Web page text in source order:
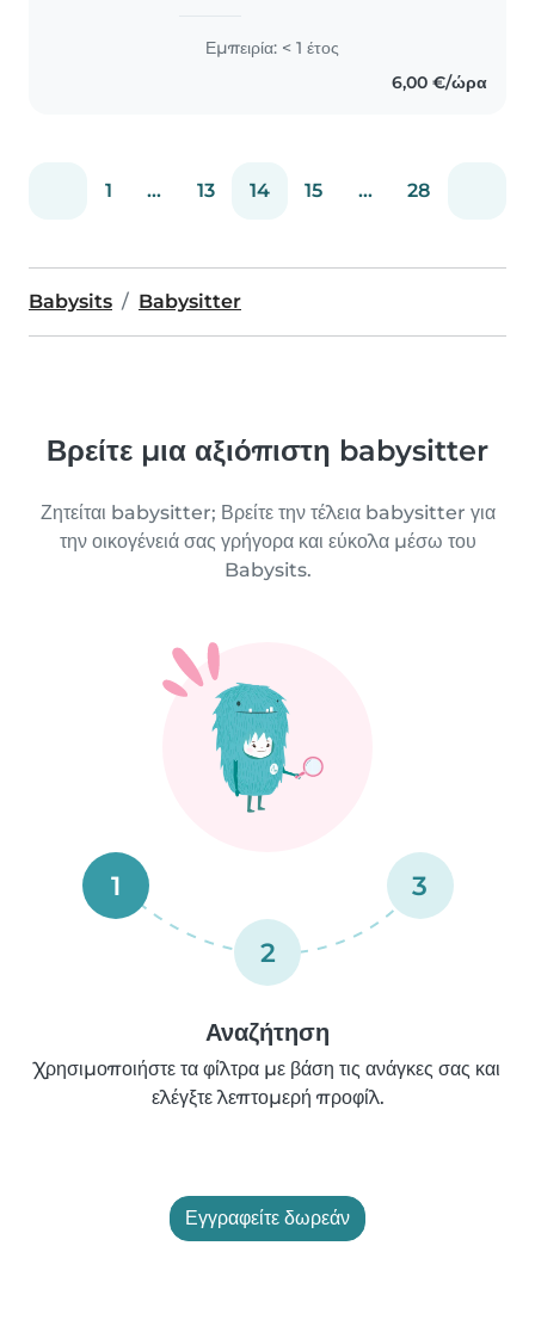
παιδιά σχολικής ηλικίας και νήπια,
Εμπειρία: < 1 έτος
6,00 €/ώρα
1 ... 13 14 15 ... 28
Babysits Babysitter
Βρείτε μια αξιόπιστη babysitter
Ζητείται babysitter; Βρείτε την τέλεια babysitter για
την οικογένειά σας γρήγορα και εύκολα μέσω του
Babysits.
1
2
3
Αναζήτηση
Χρησιμοποιήστε τα φίλτρα με βάση τις ανάγκες σας και
ελέγξτε λεπτομερή προφίλ.
Εγγραφείτε δωρεάν